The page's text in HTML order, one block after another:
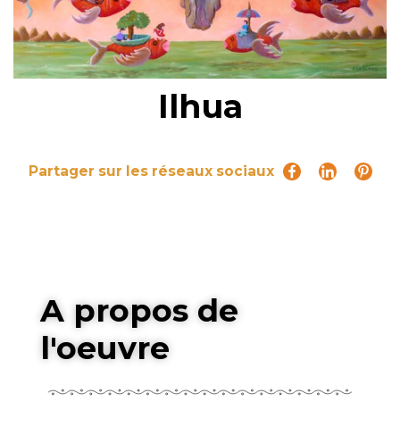
Ilhua
Partager sur les réseaux sociaux
A propos de
l'oeuvre